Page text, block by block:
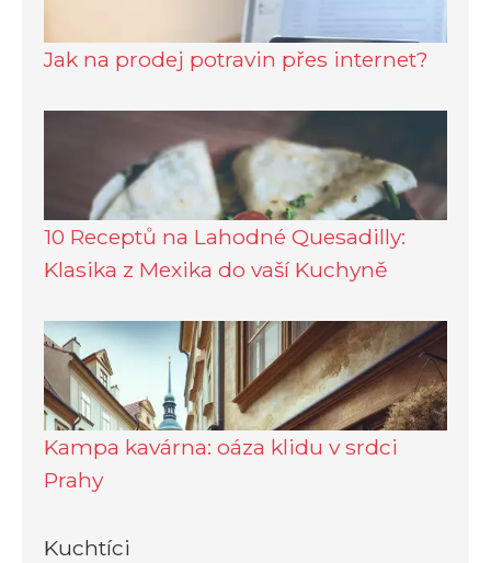
Jak na prodej potravin přes internet?
10 Receptů na Lahodné Quesadilly:
Klasika z Mexika do vaší Kuchyně
Kampa kavárna: oáza klidu v srdci
Prahy
Kuchtíci